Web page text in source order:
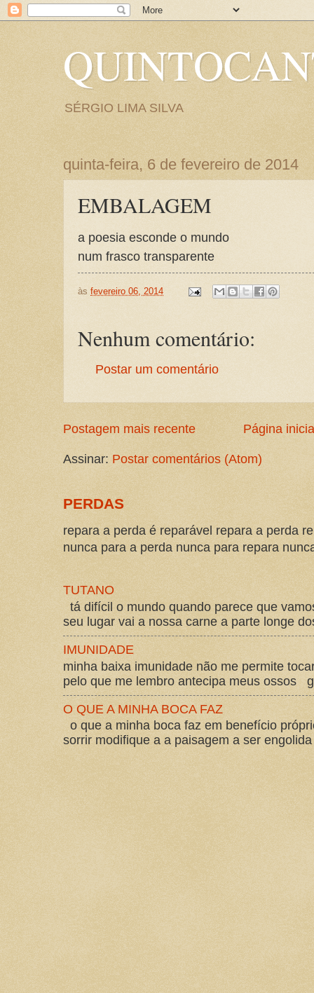
SÉRGIO LIMA SILVA
quinta-feira, 6 de fevereiro de 2014
EMBALAGEM
a poesia esconde o mundo
num frasco transparente
às fevereiro 06, 2014
Nenhum comentário:
Postar um comentário
Postagem mais recente Página
Assinar: Postar comentários (Atom)
PERDAS
repara a perda é reparável repara a perda
nunca para a perda nunca para repara
TUTANO
tá difícil o mundo quando parece que
seu lugar vai a nossa carne a parte longe
IMUNIDADE
minha baixa imunidade não me permite
pelo que me lembro antecipa meus ossos
O QUE A MINHA BOCA FAZ
o que a minha boca faz em benefício
sorrir modifique a a paisagem a ser